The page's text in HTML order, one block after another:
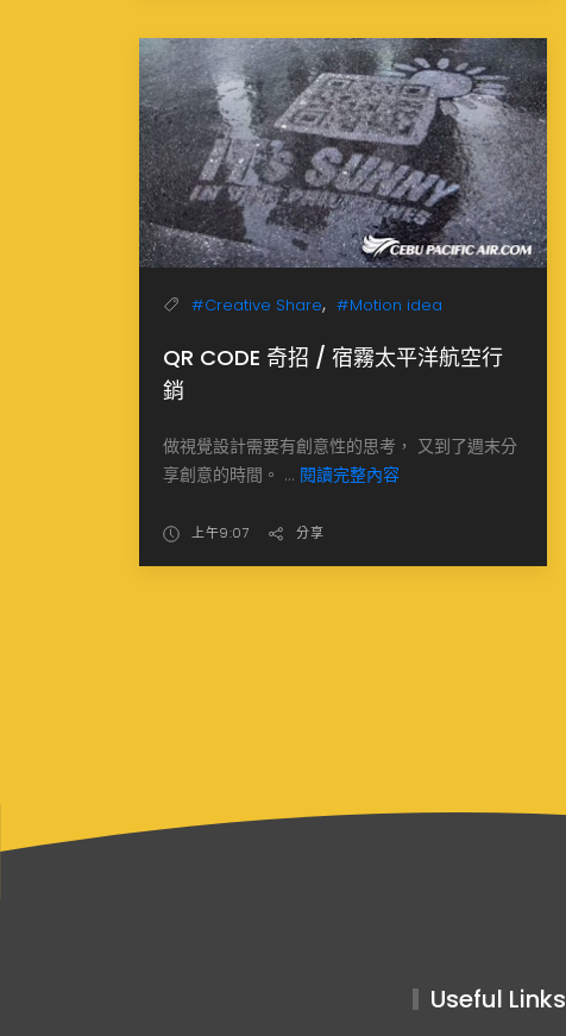
#Creative Share, #Motion idea
QR CODE 奇招 / 宿霧太平洋航空行
銷
做視覺設計需要有創意性的思考， 又到了週末分
享創意的時間。 ... 閱讀完整內容
上午9:07 分享
Useful Links